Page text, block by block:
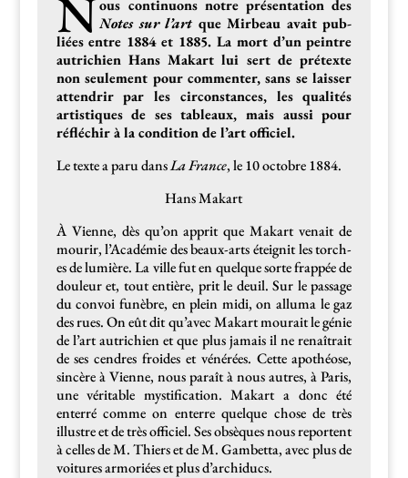
Nous con­tin­uons notre présen­ta­tion des
Notes sur l’artque Mir­beau avait pub­
liées entre 1884 et 1885. La mort d’un pein­tre
autrichien Hans Makart lui sert de pré­texte
non seule­ment pour com­menter, sans se laiss­er
atten­drir par les cir­con­stances, les qual­ités
artis­tiques de ses tableaux, mais aus­si pour
réfléchir à la con­di­tion de l’art officiel.
Le texte a paru dansLa France, le 10 octo­bre 1884.
Hans Makart
À Vienne, dès qu’on apprit que Makart venait de
mourir, l’Académie des beaux-arts éteignit les torch­
es de lumière. La ville fut en quelque sorte frap­pée de
douleur et, tout entière, prit le deuil. Sur le pas­sage
du con­voi funèbre, en plein midi, on alluma le gaz
des rues. On eût dit qu’avec Makart mourait le génie
de l’art autrichien et que plus jamais il ne renaî­trait
de ses cen­dres froides et vénérées. Cette apothéose,
sincère à Vienne, nous paraît à nous autres, à Paris,
une véri­ta­ble mys­ti­fi­ca­tion. Makart a donc été
enter­ré comme on enterre quelque chose de très
illus­tre et de très offi­ciel. Ses obsèques nous repor­tent
à celles de M. Thiers et de M. Gam­bet­ta, avec plus de
voitures armoriées et plus d’archiducs.